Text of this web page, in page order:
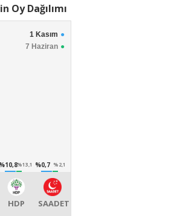
Dağılımı
1 Kasım
7 Haziran
%10,8%13,1
HDP
%0,7 %2,1
SAADET